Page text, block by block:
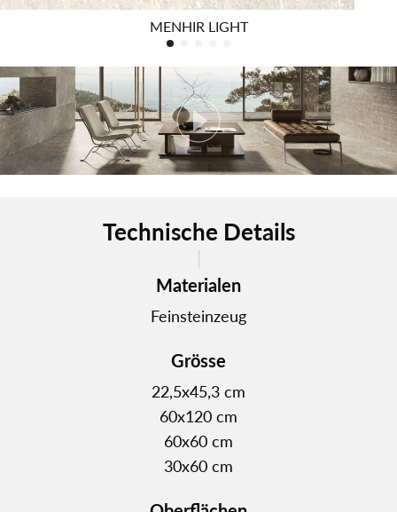
MENHIR LIGHT
Technische Details
Materialen
Feinsteinzeug
Grösse
22,5x45,3 cm
60x120 cm
60x60 cm
30x60 cm